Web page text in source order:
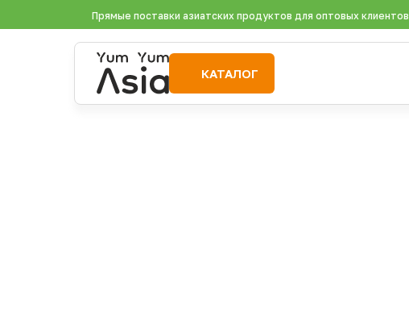
Прямые поставки азиатских продуктов для оптовых клиентов
КАТАЛОГ